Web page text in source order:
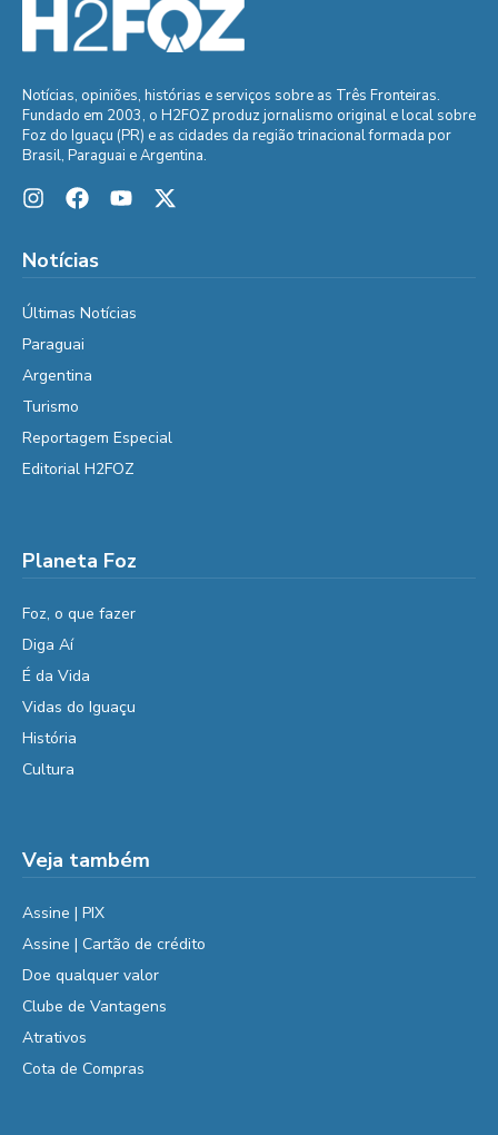
Notícias, opiniões, histórias e serviços sobre as Três Fronteiras.
Fundado em 2003, o H2FOZ produz jornalismo original e local sobre
Foz do Iguaçu (PR) e as cidades da região trinacional formada por
Brasil, Paraguai e Argentina.
Notícias
Últimas Notícias
Paraguai
Argentina
Turismo
Reportagem Especial
Editorial H2FOZ
Planeta Foz
Foz, o que fazer
Diga Aí
É da Vida
Vidas do Iguaçu
História
Cultura
Veja também
Assine | PIX
Assine | Cartão de crédito
Doe qualquer valor
Clube de Vantagens
Atrativos
Cota de Compras